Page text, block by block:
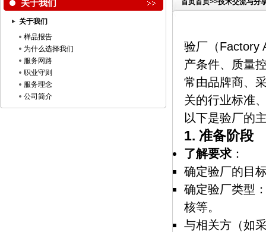
关于我们
关于我们
样品报告
为什么选择我们
服务网路
职业守则
服务理念
公司简介
首页首页>>技术交流与分
验厂（Factory
产条件、质量
常由品牌商、
关的行业标准
以下是验厂的
1. 准备阶段
了解要求：
确定验厂的目
确定验厂类型
核等。
与相关方（如